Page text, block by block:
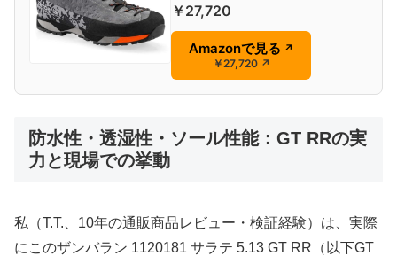
￥27,720
Amazonで見る ↗
￥27,720 ↗
防水性・透湿性・ソール性能：GT RRの実
力と現場での挙動
私（T.T.、10年の通販商品レビュー・検証経験）は、実際
にこのザンバラン 1120181 サラテ 5.13 GT RR（以下GT